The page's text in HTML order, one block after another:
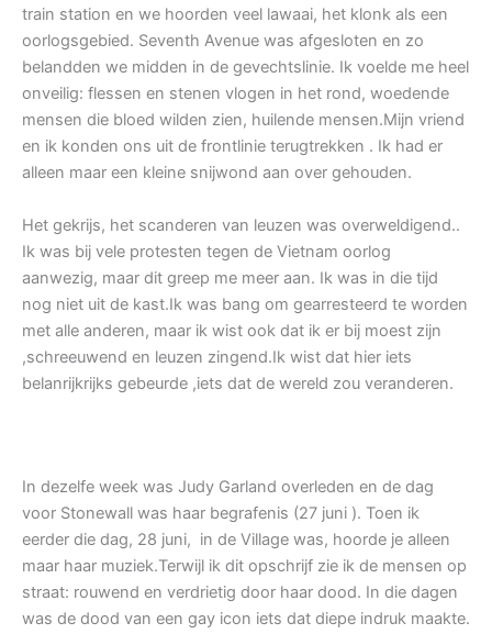
train station en we hoorden veel lawaai, het klonk als een
oorlogsgebied. Seventh Avenue was afgesloten en zo
belandden we midden in de gevechtslinie. Ik voelde me heel
onveilig: flessen en stenen vlogen in het rond, woedende
mensen die bloed wilden zien, huilende mensen.Mijn vriend
en ik konden ons uit de frontlinie terugtrekken . Ik had er
alleen maar een kleine snijwond aan over gehouden.
Het gekrijs, het scanderen van leuzen was overweldigend..
Ik was bij vele protesten tegen de Vietnam oorlog
aanwezig, maar dit greep me meer aan. Ik was in die tijd
nog niet uit de kast.Ik was bang om gearresteerd te worden
met alle anderen, maar ik wist ook dat ik er bij moest zijn
,schreeuwend en leuzen zingend.Ik wist dat hier iets
belanrijkrijks gebeurde ,iets dat de wereld zou veranderen.
In dezelfe week was Judy Garland overleden en de dag
voor Stonewall was haar begrafenis (27 juni ). Toen ik
eerder die dag, 28 juni, in de Village was, hoorde je alleen
maar haar muziek.Terwijl ik dit opschrijf zie ik de mensen op
straat: rouwend en verdrietig door haar dood. In die dagen
was de dood van een gay icon iets dat diepe indruk maakte.